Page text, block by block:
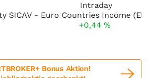
Intraday
+0,44 %
Bonus Aktion!